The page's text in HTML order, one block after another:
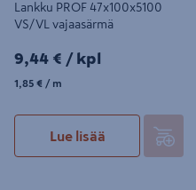
Lankku PROF 47x100x5100
VS/VL vajaasärmä
9,44€/kpl
9,44 € / kpl
1,85€/m
1,85 € / m
Lue lisää